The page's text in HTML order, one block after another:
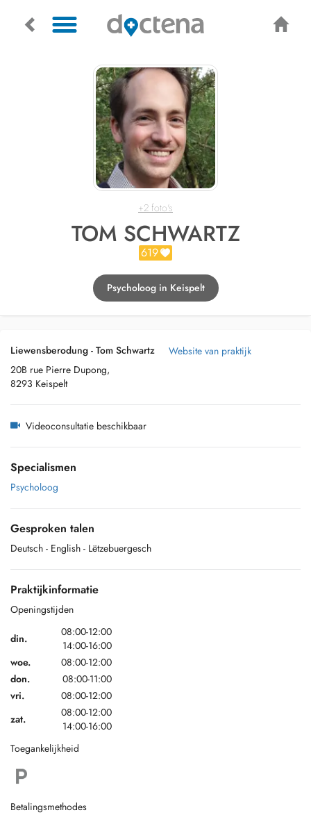
+2 foto's
TOM SCHWARTZ
619
Psycholoog in Keispelt
Liewensberodung - Tom Schwartz
20B rue Pierre Dupong,
8293 Keispelt
Website van praktijk
Videoconsultatie beschikbaar
Specialismen
Psycholoog
Gesproken talen
Deutsch - English - Lëtzebuergesch
Praktijkinformatie
Openingstijden
din.
08:00-12:00
14:00-16:00
woe.
08:00-12:00
don.
08:00-11:00
vri.
08:00-12:00
zat.
08:00-12:00
14:00-16:00
Toegankelijkheid
Betalingsmethodes